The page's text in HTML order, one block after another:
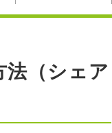
法（シェア